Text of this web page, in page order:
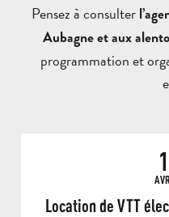
Pensez à consulter
Aubagne et aux
programmation et
1
Location de VTT